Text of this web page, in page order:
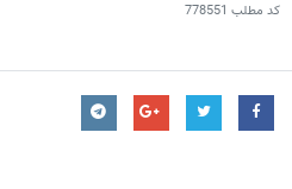
کد مطلب 778551